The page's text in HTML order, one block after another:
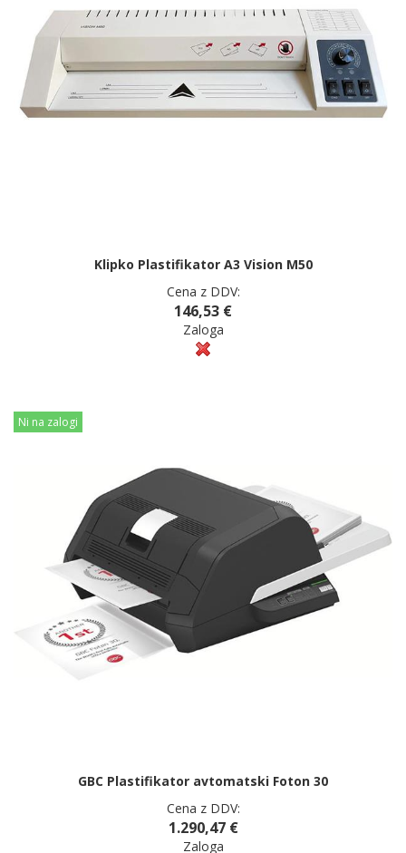
Klipko Plastifikator A3 Vision M50
Cena z DDV:
146,53 €
Zaloga
Ni na zalogi
GBC Plastifikator avtomatski Foton 30
Cena z DDV:
1.290,47 €
Zaloga